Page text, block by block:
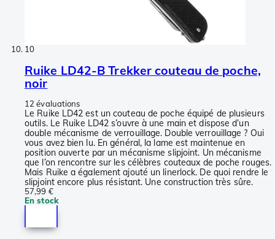
10
Ruike LD42-B Trekker couteau de poche,
noir
12 évaluations
Le Ruike LD42 est un couteau de poche équipé de plusieurs
outils. Le Ruike LD42 s’ouvre à une main et dispose d’un
double mécanisme de verrouillage. Double verrouillage ? Oui
vous avez bien lu. En général, la lame est maintenue en
position ouverte par un mécanisme slipjoint. Un mécanisme
que l’on rencontre sur les célèbres couteaux de poche rouges.
Mais Ruike a également ajouté un linerlock. De quoi rendre le
slipjoint encore plus résistant. Une construction très sûre.
57,99 €
En stock